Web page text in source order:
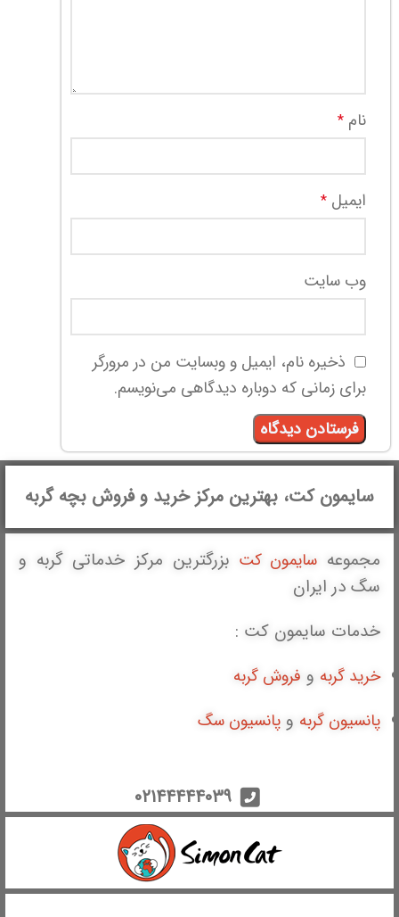
نام *
ایمیل *
وب‌ سایت
ذخیره نام، ایمیل و وبسایت من در مرورگر
برای زمانی که دوباره دیدگاهی می‌نویسم.
سایمون کت، بهترین مرکز خرید و فروش بچه گربه
مجموعه سایمون کت بزرگترین مرکز خدماتی گربه و
سگ در ایران
خدمات سایمون کت :
خرید گربه و فروش گربه
پانسیون گربه و پانسیون سگ
۰۲۱۴۴۴۴۴۰۳۹